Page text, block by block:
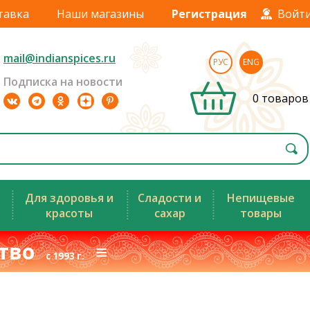
Наши магазины Регистрация
mail@indianspices.ru
Подписка на новости
РУС ENG
0 товаров
Для здоровья и
красоты
Сладости и
сахар
Непищевые
товары
с 1993 г.≡